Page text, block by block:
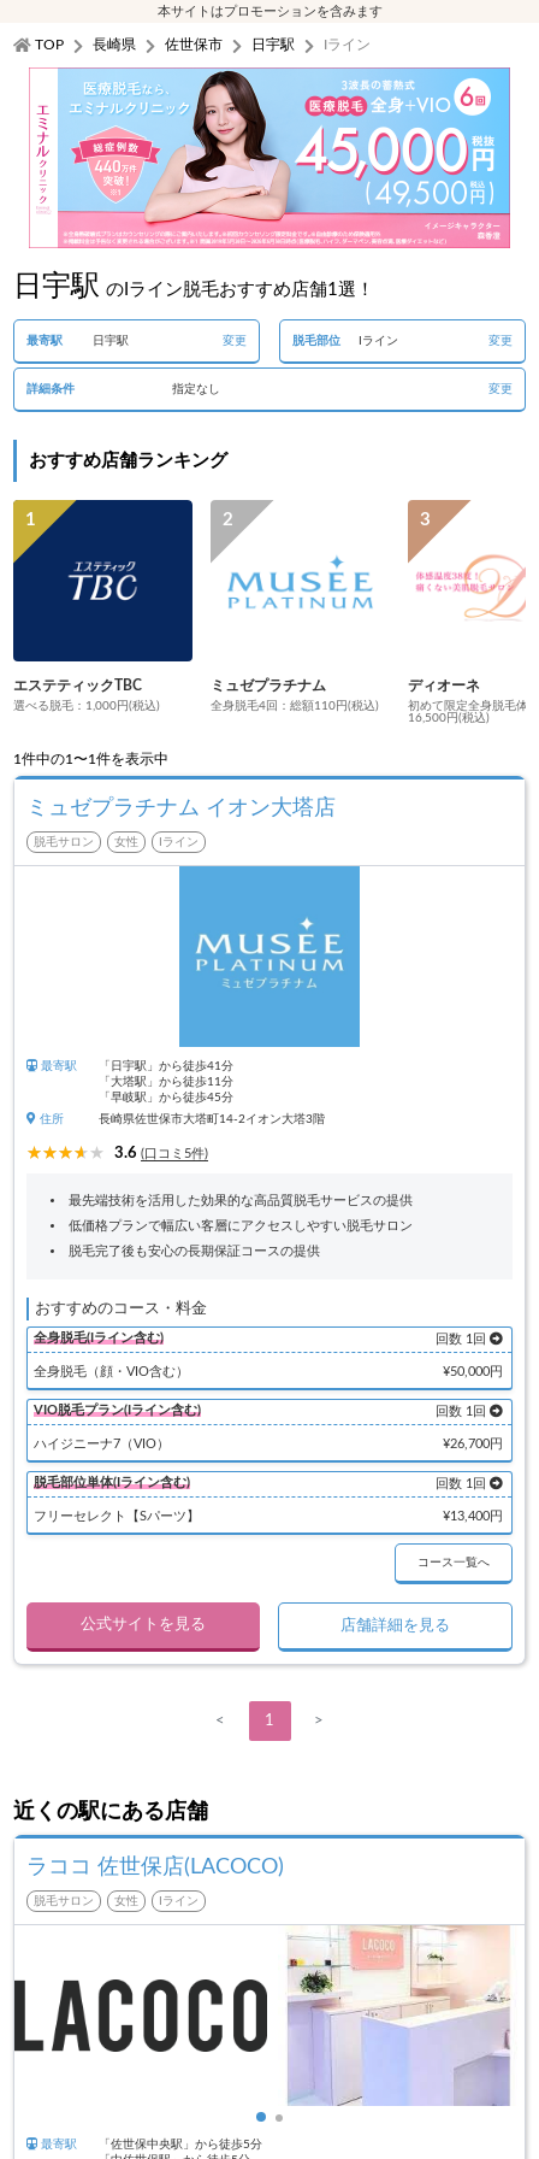
本サイトはプロモーションを含みます
TOP 長崎県 佐世保市 日宇駅 Iライン
日宇駅 のIライン脱毛おすすめ店舗1選！
最寄駅 日宇駅 変更 脱毛部位 Iライン 変更
詳細条件 指定なし 変更
おすすめ店舗ランキング
エステティックTBC
選べる脱毛：1,000円(税込)
ミュゼプラチナム
全身脱毛4回：総額110円(税込)
ディオーネ
初めて限定全身脱毛体
16,500円(税込)
1件中の1〜1件を表示中
ミュゼプラチナム イオン大塔店
脱毛サロン 女性 Iライン
最寄駅
「日宇駅」から徒歩41分
「大塔駅」から徒歩11分
「早岐駅」から徒歩45分
住所
長崎県佐世保市大塔町14-2イオン大塔3階
3.6 (口コミ5件)
最先端技術を活用した効果的な高品質脱毛サービスの提供
低価格プランで幅広い客層にアクセスしやすい脱毛サロン
脱毛完了後も安心の長期保証コースの提供
おすすめのコース・料金
全身脱毛(Iライン含む) 回数 1回
全身脱毛（顔・VIO含む） ¥50,000円
VIO脱毛プラン(Iライン含む) 回数 1回
ハイジニーナ7（VIO） ¥26,700円
脱毛部位単体(Iライン含む) 回数 1回
フリーセレクト【Sパーツ】 ¥13,400円
コース一覧へ
公式サイトを見る 店舗詳細を見る
< 1 >
近くの駅にある店舗
ラココ 佐世保店(LACOCO)
脱毛サロン 女性 Iライン
最寄駅
「佐世保中央駅」から徒歩5分